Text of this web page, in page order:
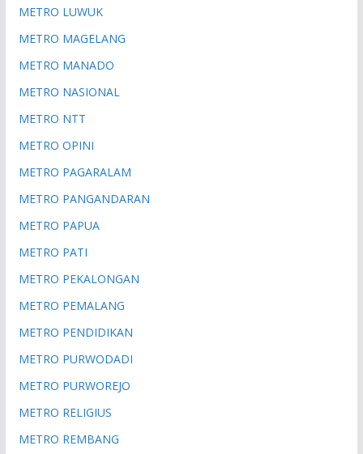
METRO LUWUK
METRO MAGELANG
METRO MANADO
METRO NASIONAL
METRO NTT
METRO OPINI
METRO PAGARALAM
METRO PANGANDARAN
METRO PAPUA
METRO PATI
METRO PEKALONGAN
METRO PEMALANG
METRO PENDIDIKAN
METRO PURWODADI
METRO PURWOREJO
METRO RELIGIUS
METRO REMBANG